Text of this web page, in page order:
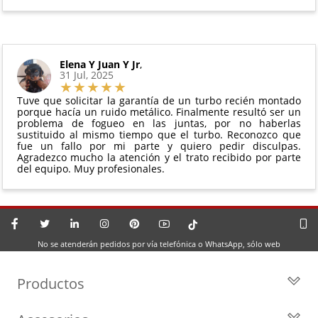
Elena Y Juan Y Jr,
31 Jul, 2025
Tuve que solicitar la garantía de un turbo recién montado
porque hacía un ruido metálico. Finalmente resultó ser un
problema de fogueo en las juntas, por no haberlas
sustituido al mismo tiempo que el turbo. Reconozco que
fue un fallo por mi parte y quiero pedir disculpas.
Agradezco mucho la atención y el trato recibido por parte
del equipo. Muy profesionales.
No se atenderán pedidos por vía telefónica o WhatsApp, sólo web
Productos